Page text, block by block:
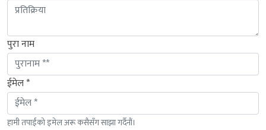
पुरा नाम
ईमेल *
हामी तपाईंको इमेल अरू कसैसँग साझा गर्दैनौं।